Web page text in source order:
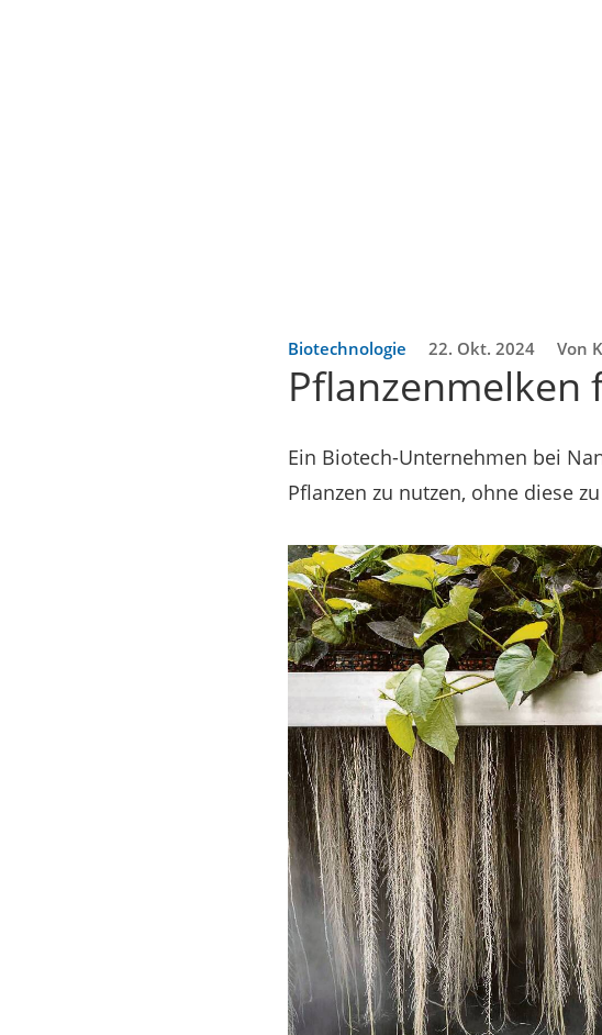
Biotechnologie 22. Okt. 2024 Von
Pflanzenmelken
Ein Biotech-Unternehmen bei
Pflanzen zu nutzen, ohne diese